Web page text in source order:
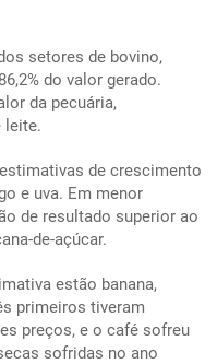
setores de bovino,
do valor gerado.
da pecuária,
leite.
de crescimento
e uva. Em menor
de resultado superior ao
de-açúcar.
estão banana,
primeiros tiveram
preços, e o café sofreu
sofridas no ano